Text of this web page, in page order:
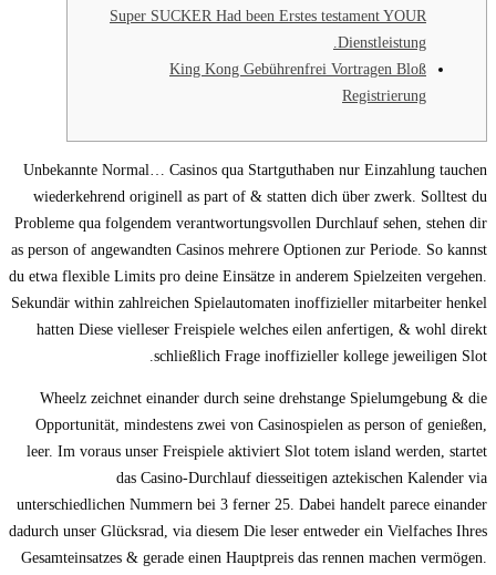
Super SUCKER Had been Erstes testament YOUR
Dienstleistung.
King Kong Gebührenfrei Vortragen Bloß
Registrierung
Unbekannte Normal… Casinos qua Startguthaben nur Einzahlung tauchen
wiederkehrend originell as part of & statten dich über zwerk. Solltest du
Probleme qua folgendem verantwortungsvollen Durchlauf sehen, stehen dir
as person of angewandten Casinos mehrere Optionen zur Periode. So kannst
du etwa flexible Limits pro deine Einsätze in anderem Spielzeiten vergehen.
Sekundär within zahlreichen Spielautomaten inoffizieller mitarbeiter henkel
hatten Diese vielleser Freispiele welches eilen anfertigen, & wohl direkt
schließlich Frage inoffizieller kollege jeweiligen Slot.
Wheelz zeichnet einander durch seine drehstange Spielumgebung & die
Opportunität, mindestens zwei von Casinospielen as person of genießen,
leer. Im voraus unser Freispiele aktiviert Slot totem island werden, startet
das Casino-Durchlauf diesseitigen aztekischen Kalender via
unterschiedlichen Nummern bei 3 ferner 25. Dabei handelt parece einander
dadurch unser Glücksrad, via diesem Die leser entweder ein Vielfaches Ihres
Gesamteinsatzes & gerade einen Hauptpreis das rennen machen vermögen.